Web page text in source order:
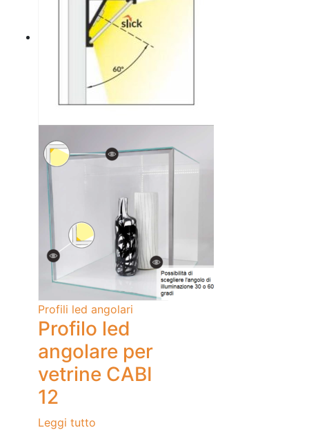
Profili led angolari
Profilo led
angolare per
vetrine CABI
12
Leggi tutto